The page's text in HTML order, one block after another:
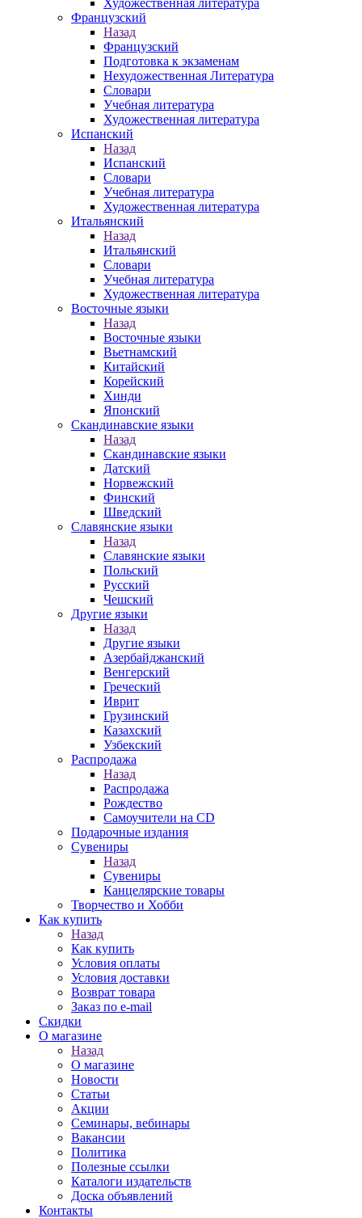
Художественная литература
Французский
Назад
Французский
Подготовка к экзаменам
Нехудожественная Литература
Словари
Учебная литература
Художественная литература
Испанский
Назад
Испанский
Словари
Учебная литература
Художественная литература
Итальянский
Назад
Итальянский
Словари
Учебная литература
Художественная литература
Восточные языки
Назад
Восточные языки
Вьетнамский
Китайский
Корейский
Хинди
Японский
Скандинавские языки
Назад
Скандинавские языки
Датский
Норвежский
Финский
Шведский
Славянские языки
Назад
Славянские языки
Польский
Русский
Чешский
Другие языки
Назад
Другие языки
Азербайджанский
Венгерский
Греческий
Иврит
Грузинский
Казахский
Узбекский
Распродажа
Назад
Распродажа
Рождество
Самоучители на CD
Подарочные издания
Сувениры
Назад
Сувениры
Канцелярские товары
Творчество и Хобби
Как купить
Назад
Как купить
Условия оплаты
Условия доставки
Возврат товара
Заказ по e-mail
Скидки
О магазине
Назад
О магазине
Новости
Статьи
Акции
Семинары, вебинары
Вакансии
Политика
Полезные ссылки
Каталоги издательств
Доска объявлений
Контакты